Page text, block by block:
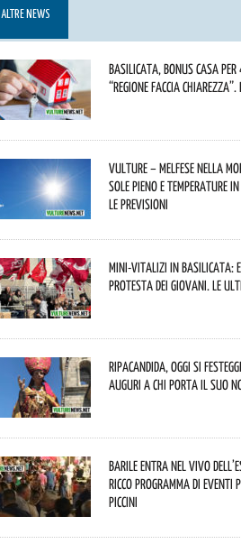
ALTRE NEWS
Basilicata, Bonus casa per
“Regione faccia
Vulture – melfese nella
sole pieno e temperature in
le previsioni
Mini-vitalizi in Basilicata:
protesta dei giovani. Le
Ripacandida, oggi si
Auguri a chi porta il suo
Barile entra nel vivo
ricco programma di eventi
piccini